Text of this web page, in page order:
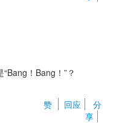
！Bang！”？
赞
回应
分
享